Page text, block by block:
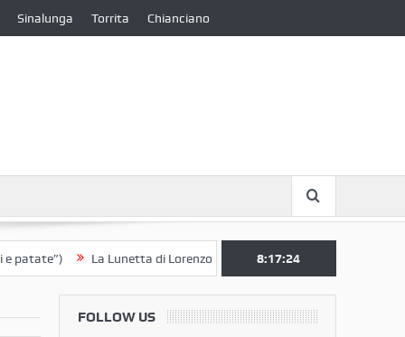
Sinalunga Torrita Chianciano
La Lunetta di Lorenzo Berrettini lascia il Convento di S. Chiara
8:17:25
FOLLOW US